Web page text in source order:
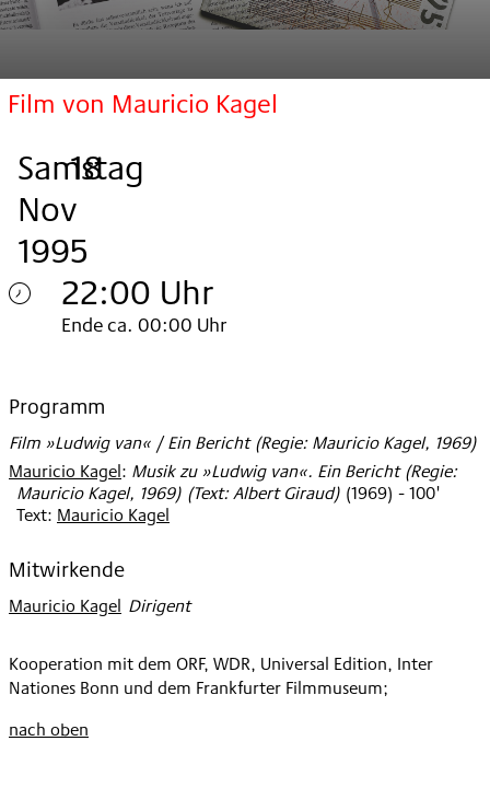
Film von Mauricio Kagel
Samstag
, 18
.
Nov
1995
.
22:00 Uhr
Samstag
Nov
1995
Ende ca. 00:00 Uhr
Programm
Film »Ludwig van« / Ein Bericht (Regie: Mauricio Kagel, 1969)
Mauricio Kagel: Musik zu »Ludwig van«. Ein Bericht (Regie:
Mauricio Kagel, 1969) (Text: Albert Giraud) (1969) - 100'
Text: Mauricio Kagel
Mitwirkende
Mauricio Kagel: Dirigent
Kooperation mit dem ORF, WDR, Universal Edition, Inter
Nationes Bonn und dem Frankfurter Filmmuseum;
nach oben